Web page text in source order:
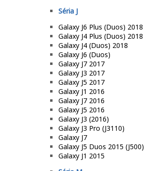
Séria J
Galaxy J6 Plus (Duos) 2018
Galaxy J4 Plus (Duos) 2018
Galaxy J4 (Duos) 2018
Galaxy J6 (Duos)
Galaxy J7 2017
Galaxy J3 2017
Galaxy J5 2017
Galaxy J1 2016
Galaxy J7 2016
Galaxy J5 2016
Galaxy J3 (2016)
Galaxy J3 Pro (J3110)
Galaxy J7
Galaxy J5 Duos 2015 (J500)
Galaxy J1 2015